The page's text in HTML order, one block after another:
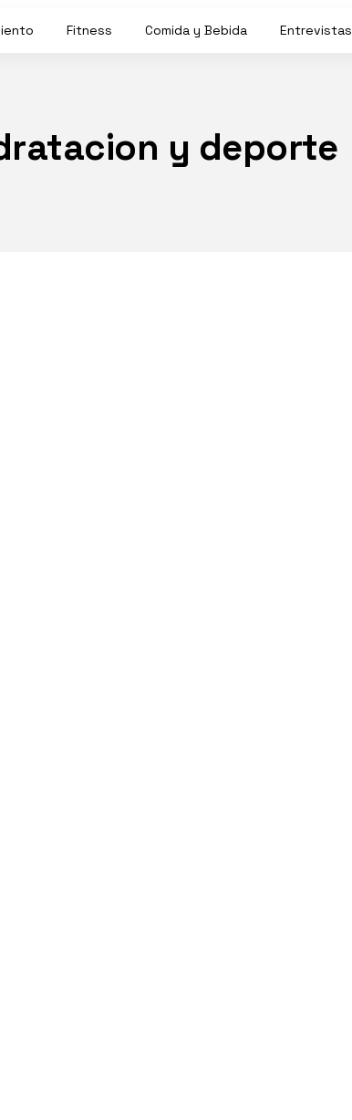
Fitness Comida y Bebida Entrevistas
y deporte